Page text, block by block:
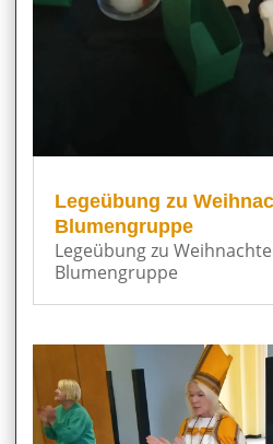
Legeübung zu
Blumengruppe
Legeübung zu
Blumengruppe